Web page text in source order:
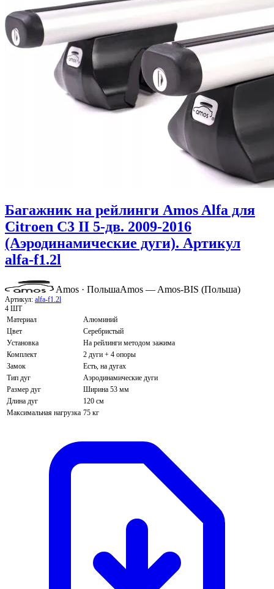
Багажник на рейлинги Amos Alfa для
Citroen C3 II 5-дв. 2009-2016
(Аэродинамические дуги). Артикул
alfa-f1.2l
Amos · ПольшаAmos — Amos-BIS (Польша)
Артикул: alfa-f1.2l
4 ШТ
Материал
Алюминий
Цвет
Серебристый
Установка
На рейлинги методом зажима
Комплект
2 дуги + 4 опоры
Замок
Есть, на дугах
Тип дуг
Аэродинамические дуги
Размер дуг
Ширина 53 мм
Длина дуг
120 см
Максимальная нагрузка 75 кг